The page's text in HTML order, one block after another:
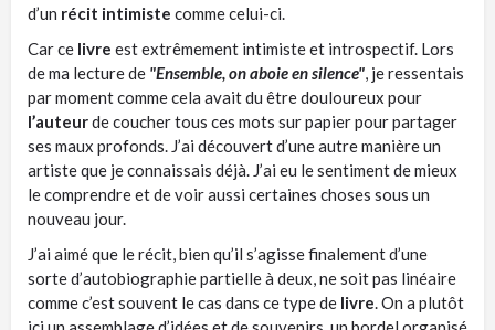
d’un récit intimiste comme celui-ci.
Car ce livre est extrêmement intimiste et introspectif. Lors
de ma lecture de "Ensemble, on aboie en silence" , je ressentais
par moment comme cela avait du être douloureux pour
l’auteurde coucher tous ces mots sur papier pour partager
ses maux profonds. J’ai découvert d’une autre manière un
artiste que je connaissais déjà. J’ai eu le sentiment de mieux
le comprendre et de voir aussi certaines choses sous un
nouveau jour.
J’ai aimé que le récit, bien qu’il s’agisse finalement d’une
sorte d’autobiographie partielle à deux, ne soit pas linéaire
comme c’est souvent le cas dans ce type de livre On a plutôt